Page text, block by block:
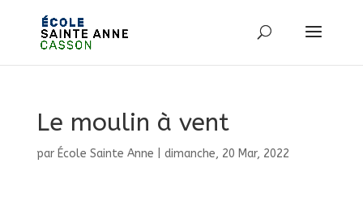
Le moulin à vent
par École Sainte Anne dimanche, 20 Mar, 2022